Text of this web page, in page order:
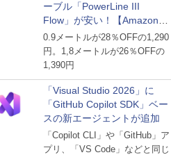
ーブル「PowerLine III
Flow」が安い！【Amazon暮
らし応援サマーSale】
0.9メートルが28％OFFの1,290
円。1,8メートルが26％OFFの
1,390円
「Visual Studio 2026」に
「GitHub Copilot SDK」ベー
スの新エージェントが追加
「Copilot CLI」や「GitHub」ア
プリ、「VS Code」などと同じ